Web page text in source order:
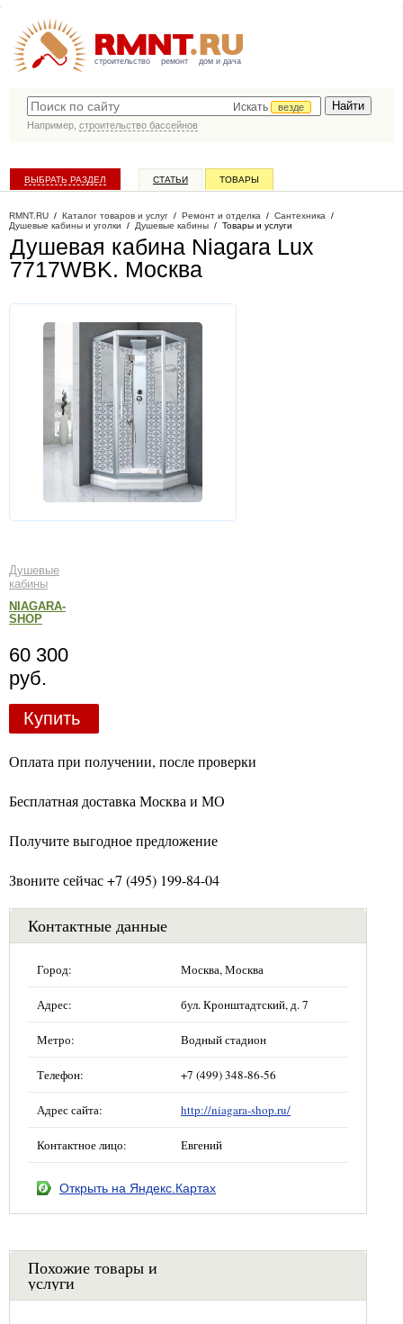
строительство ремонт дом и дача
Искать
везде
Например, строительство бассейнов
ВЫБРАТЬ РАЗДЕЛ СТАТЬИ ТОВАРЫ
RMNT.RU / Каталог товаров и услуг / Ремонт и отделка / Сантехника /
Душевые кабины и уголки / Душевые кабины / Товары и услуги
Душевая кабина Niagara Lux
7717WBK. Москва
Душевые
кабины
NIAGARA-
SHOP
60 300
руб.
Купить
Оплата при получении, после проверки
Бесплатная доставка Москва и МО
Получите выгодное предложение
Звоните сейчас +7 (495) 199-84-04
Контактные данные
Город: Москва, Москва
Адрес: бул. Кронштадтский, д. 7
Метро: Водный стадион
Телефон: +7 (499) 348-86-56
Адрес сайта: http://niagara-shop.ru/
Контактное лицо: Евгений
Открыть на Яндекс.Картах
Похожие товары и
услуги